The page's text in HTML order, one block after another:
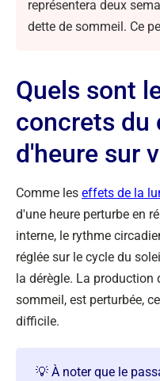
représentera deux
dette de sommeil. Ce
Quels sont
concrets du
d'heure sur
Comme les effets de la
d'une heure perturbe en
interne, le rythme
réglée sur le cycle du
la dérègle. La production
sommeil, est perturbée,
difficile.
💡 À noter que le